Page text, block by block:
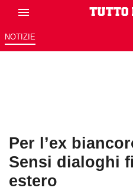
NOTIZIE
Per l’ex
Sensi dialoghi
estero